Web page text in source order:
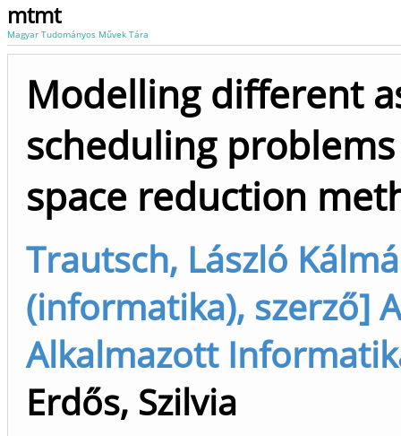
mtmt
Magyar Tudományos Művek Tára
Modelling different
scheduling
space reduction
Trautsch, László
(informatika), szerző]
Alkalmazott
Erdős, Szilvia